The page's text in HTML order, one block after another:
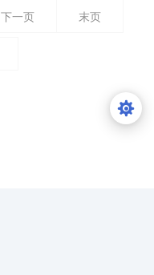
下一页 末页